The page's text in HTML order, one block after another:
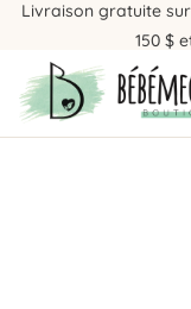
Livraison gratuite
150 $